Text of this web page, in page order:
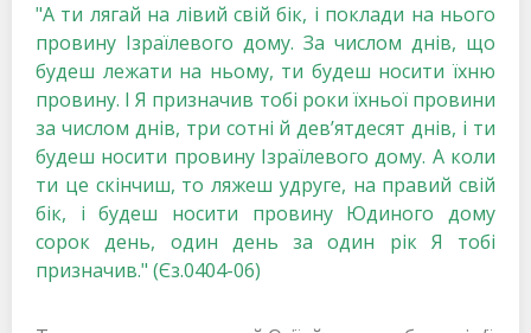
"А ти лягай на лівий свій бік, і поклади на нього
провину Ізраїлевого дому. За числом днів, що
будеш лежати на ньому, ти будеш носити їхню
провину. І Я призначив тобі роки їхньої провини
за числом днів, три сотні й дев’ятдесят днів, і ти
будеш носити провину Ізраїлевого дому. А коли
ти це скінчиш, то ляжеш удруге, на правий свій
бік, і будеш носити провину Юдиного дому
сорок день, один день за один рік Я тобі
призначив." (Єз.0404-06)